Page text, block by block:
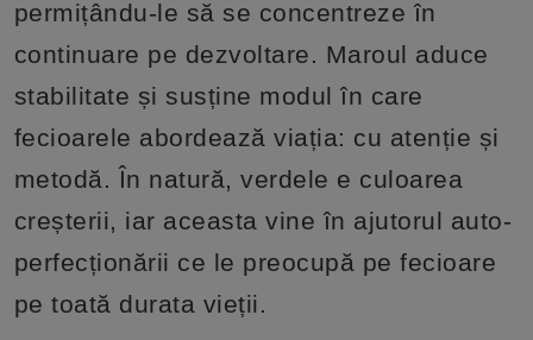
permițându-le să se concentreze în
continuare pe dezvoltare. Maroul aduce
stabilitate și susține modul în care
fecioarele abordează viația: cu atenție și
metodă. În natură, verdele e culoarea
creșterii, iar aceasta vine în ajutorul auto-
perfecționării ce le preocupă pe fecioare
pe toată durata vieții.